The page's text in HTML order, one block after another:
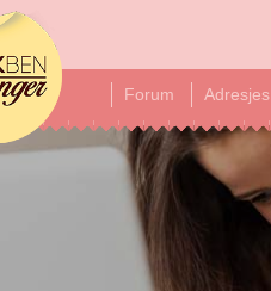
Forum Adresjes